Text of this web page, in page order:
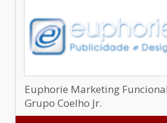
Euphorie Marketing
Grupo Coelho Jr.